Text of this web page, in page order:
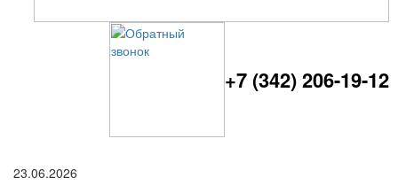
+7 (342) 206-19-12
23.06.2026